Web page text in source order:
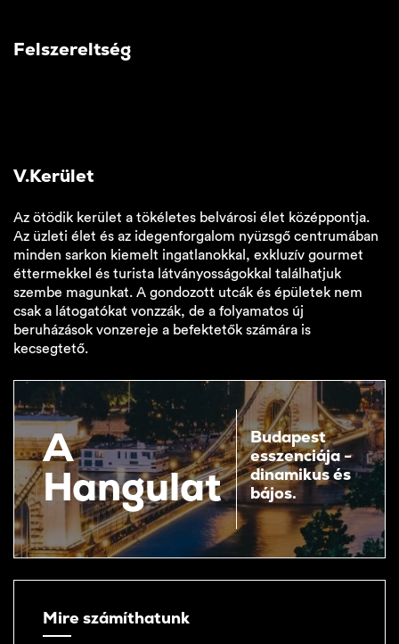
Felszereltség
V.Kerület
Az ötödik kerület a tökéletes belvárosi élet középpontja.
Az üzleti élet és az idegenforgalom nyüzsgő centrumában
minden sarkon kiemelt ingatlanokkal, exkluzív gourmet
éttermekkel és turista látványosságokkal találhatjuk
szembe magunkat. A gondozott utcák és épületek nem
csak a látogatókat vonzzák, de a folyamatos új
beruházások vonzereje a befektetők számára is
kecsegtető.
A
Hangulat
Budapest
esszenciája -
dinamikus és
bájos.
Mire számíthatunk